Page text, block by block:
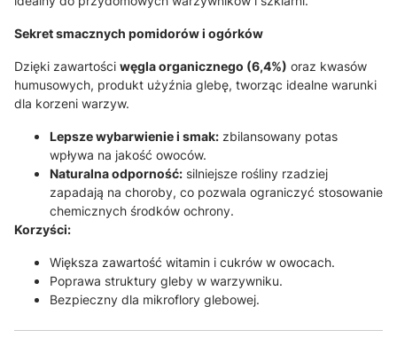
Sekret smacznych pomidorów i ogórków
Dzięki zawartości węgla organicznego (6,4%) oraz kwasów
humusowych, produkt użyźnia glebę, tworząc idealne warunki
dla korzeni warzyw.
Lepsze wybarwienie i smak: zbilansowany potas
wpływa na jakość owoców.
Naturalna odporność: silniejsze rośliny rzadziej
zapadają na choroby, co pozwala ograniczyć stosowanie
chemicznych środków ochrony.
Korzyści:
Większa zawartość witamin i cukrów w owocach.
Poprawa struktury gleby w warzywniku.
Bezpieczny dla mikroflory glebowej.